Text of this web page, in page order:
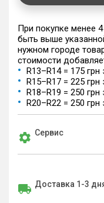
При покупке менее
быть выше
нужном городе
стоимости
R13–R14 = 175
R15–R17 = 225
R18–R19 = 250
R20–R22 = 250
Сервис
Доставка 1-3